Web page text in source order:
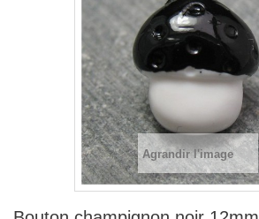
Agrandir l'image